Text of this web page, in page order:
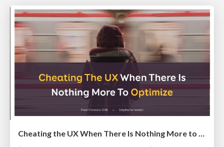
Cheating the UX When There Is Nothing More to Optimize - PixelPioneers